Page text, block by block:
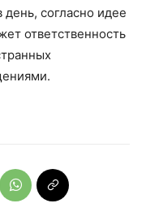
согласно идее
ответственность